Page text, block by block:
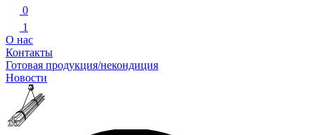
0
1
О нас
Контакты
Готовая продукция/некондиция
Новости